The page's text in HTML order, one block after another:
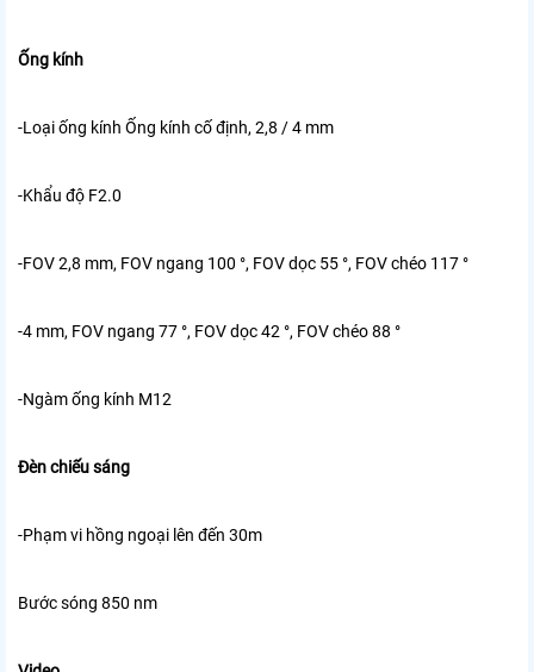
Ống kính
-Loại ống kính Ống kính cố định, 2,8 / 4 mm
-Khẩu độ F2.0
-FOV 2,8 mm, FOV ngang 100 °, FOV dọc 55 °, FOV chéo 117 °
-4 mm, FOV ngang 77 °, FOV dọc 42 °, FOV chéo 88 °
-Ngàm ống kính M12
Đèn chiếu sáng
-Phạm vi hồng ngoại lên đến 30m
Bước sóng 850 nm